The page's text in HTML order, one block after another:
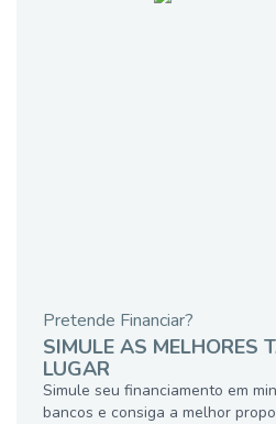
Pretende Financiar?
SIMULE AS MELHORES
LUGAR
Simule seu financiamento em
bancos e consiga a melhor